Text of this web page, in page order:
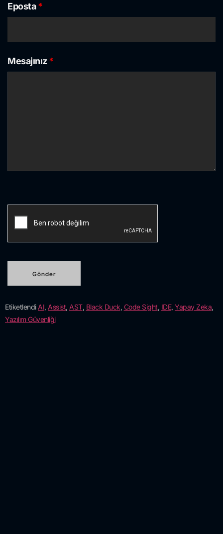
Eposta*
Mesajınız*
Etiketlendi AI, Assist, AST, Black Duck, Code Sight, IDE, Yapay Zeka,
Yazılım Güvenliği